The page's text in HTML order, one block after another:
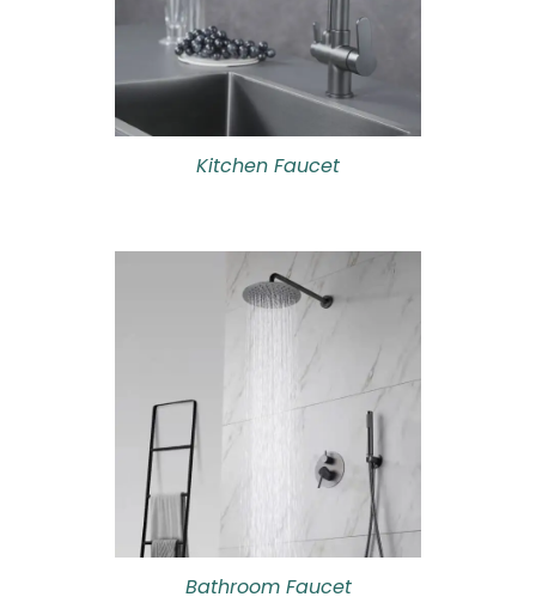
Kitchen Faucet
Bathroom Faucet